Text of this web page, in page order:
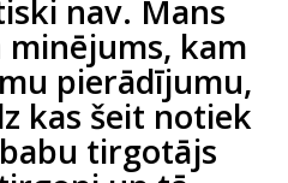
nav. Mans
kam
pierādījumu,
kas šeit notiek
tirgotājs